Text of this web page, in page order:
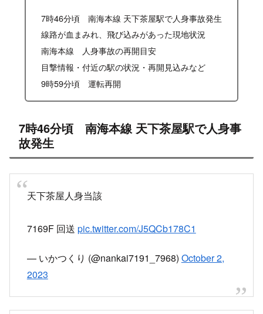
7時46分頃 南海本線 天下茶屋駅で人身事故発生
線路が血まみれ、飛び込みがあった現地状況
南海本線 人身事故の再開目安
目撃情報・付近の駅の状況・再開見込みなど
9時59分頃 運転再開
7時46分頃 南海本線 天下茶屋駅で人身事
故発生
天下茶屋人身当該
7169F 回送 pic.twitter.com/J5QCb178C1
— いかつくり (@nankai7191_7968) October 2,
2023